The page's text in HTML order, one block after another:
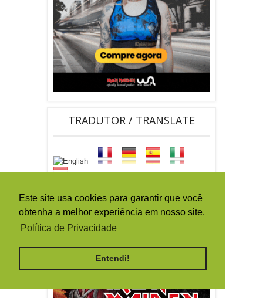
Este site usa cookies para garantir que você
obtenha a melhor experiência em nosso site.
Política de Privacidade
Entendi!
TRADUTOR / TRANSLATE
By Ferramentas Blog